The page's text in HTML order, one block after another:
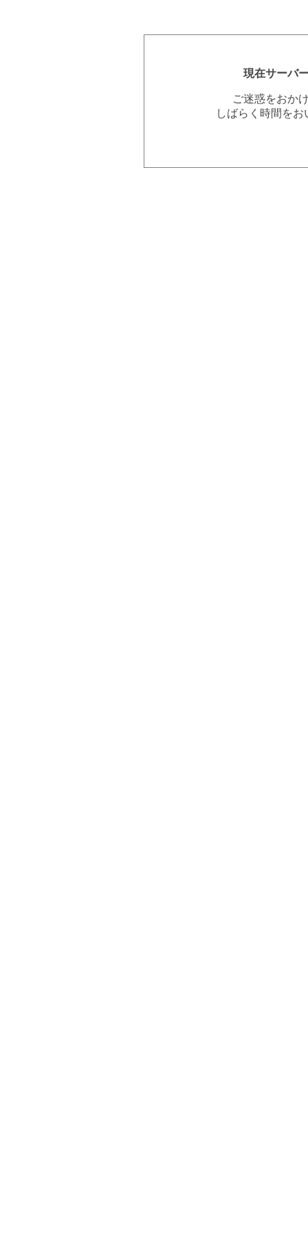
現在サーバ
ご迷惑をおか
しばらく時間を